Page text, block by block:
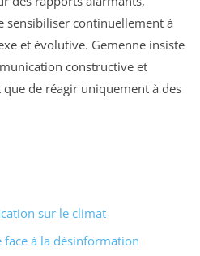
sensibiliser continuellement à
et évolutive. Gemenne insiste
constructive et
de réagir uniquement à des
sur le climat
face à la désinformation